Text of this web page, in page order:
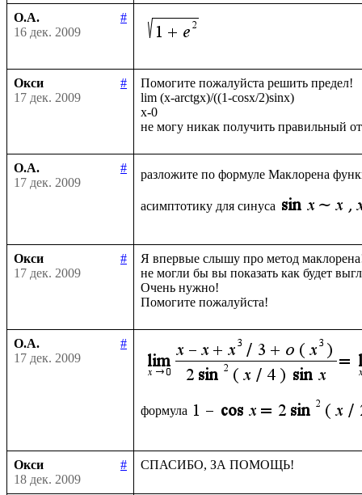
О.А.
#
16 дек. 2009
Окси
#
17 дек. 2009
Помогите пожалуйста решить предел!
lim (x-arctgx)/((1-cosx/2)sinx)
x-0
О.А.
#
17 дек. 2009
разложите по формуле Маклорена
асимптотику для синуса
Окси
#
17 дек. 2009
Я впервые слышу про метод
не могли бы вы показать как будет
Очень нужно!
О.А.
#
17 дек. 2009
формула
Окси
#
18 дек. 2009